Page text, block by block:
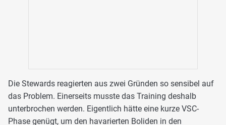
Die Stewards reagierten aus zwei Gründen so sensibel auf
das Problem. Einerseits musste das Training deshalb
unterbrochen werden. Eigentlich hätte eine kurze VSC-
Phase genügt, um den havarierten Boliden in den